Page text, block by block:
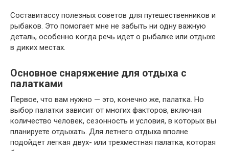
Составитассу полезных советов для путешественников и
рыбаков. Это помогает мне не забыть ни одну важную
деталь, особенно когда речь идет о рыбалке или отдыхе
в диких местах.
Основное снаряжение для отдыха с
палатками
Первое, что вам нужно — это, конечно же, палатка. Но
выбор палатки зависит от многих факторов, включая
количество человек, сезонность и условия, в которых вы
планируете отдыхать. Для летнего отдыха вполне
подойдет легкая двух- или трехместная палатка, которая